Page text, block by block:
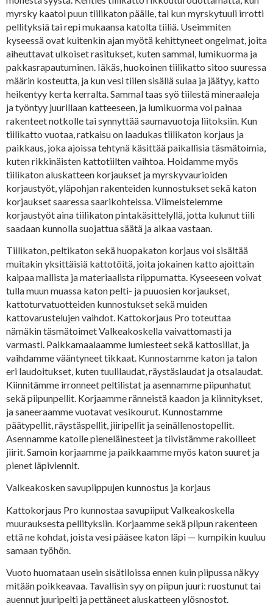
myrsky kaatoi puun tiilikaton päälle, tai kun myrskytuuli irrotti
pellityksiä tai repi mukaansa katolta tiiliä. Useimmiten
kyseessä ovat kuitenkin ajan myötä kehittyneet ongelmat, joita
aiheuttavat ulkoiset rasitukset, kuten sammal, lumikuorma ja
pakkasrapautuminen. Iäkäs, huokoinen tiilikatto sitoo suuressa
määrin kosteutta, ja kun vesi tiilen sisällä sulaa ja jäätyy, katto
heikentyy kerta kerralta. Sammal taas syö tiilestä mineraaleja
ja työntyy juurillaan katteeseen, ja lumikuorma voi painaa
rakenteet notkolle tai synnyttää saumavuotoja liitoksiin. Kun
tiilikatto vuotaa, ratkaisu on laadukas tiilikaton korjaus ja
paikkaus, joka ajoissa tehtynä käsittää paikallisia täsmätoimia,
kuten rikkinäisten kattotiilten vaihtoa. Hoidamme myös
tiilikaton aluskatteen korjaukset ja myrskyvaurioiden
korjaustyöt, yläpohjan rakenteiden kunnostukset sekä katon
korjaukset saaressa saarikohteissa. Viimeistelemme
korjaustyöt aina tiilikaton pintakäsittelyllä, jotta kulunut tiili
saadaan kunnolla suojattua säätä ja aikaa vastaan.
Tiilikaton, peltikaton sekä huopakaton korjaus voi sisältää
muitakin yksittäisiä kattotöitä, joita jokainen katto ajoittain
kaipaa mallista ja materiaalista riippumatta. Kyseeseen voivat
tulla muun muassa katon pelti- ja puuosien korjaukset,
kattoturvatuotteiden kunnostukset sekä muiden
kattovarustelujen vaihdot. Kattokorjaus Pro toteuttaa
nämäkin täsmätoimet Valkeakoskella vaivattomasti ja
varmasti. Paikkamaalaamme lumiesteet sekä kattosillat, ja
vaihdamme vääntyneet tikkaat. Kunnostamme katon ja talon
eri laudoitukset, kuten tuulilaudat, räystäslaudat ja otsalaudat.
Kiinnitämme irronneet peltilistat ja asennamme piipunhatut
sekä piipunpellit. Korjaamme ränneistä kaadon ja kiinnitykset,
ja saneeraamme vuotavat vesikourut. Kunnostamme
päätypellit, räystäspellit, jiiripellit ja seinällenostopellit.
Asennamme katolle pieneläinesteet ja tiivistämme rakoilleet
jiirit. Samoin korjaamme ja paikkaamme myös katon suuret ja
pienet läpiviennit.
Valkeakosken savupiippujen kunnostus ja korjaus
Kattokorjaus Pro kunnostaa savupiiput Valkeakoskella
muurauksesta pellityksiin. Korjaamme sekä piipun rakenteen
että ne kohdat, joista vesi pääsee katon läpi — kumpikin kuuluu
samaan työhön.
Vuoto huomataan usein sisätiloissa ennen kuin piipussa näkyy
mitään poikkeavaa. Tavallisin syy on piipun juuri: ruostunut tai
auennut juuripelti ja pettäneet aluskatteen ylösnostot.